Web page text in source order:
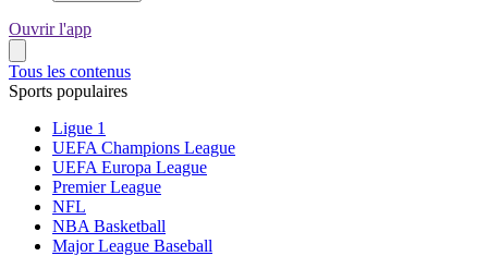
Ouvrir l'app
Tous les contenus
Sports populaires
Ligue 1
UEFA Champions League
UEFA Europa League
Premier League
NFL
NBA Basketball
Major League Baseball